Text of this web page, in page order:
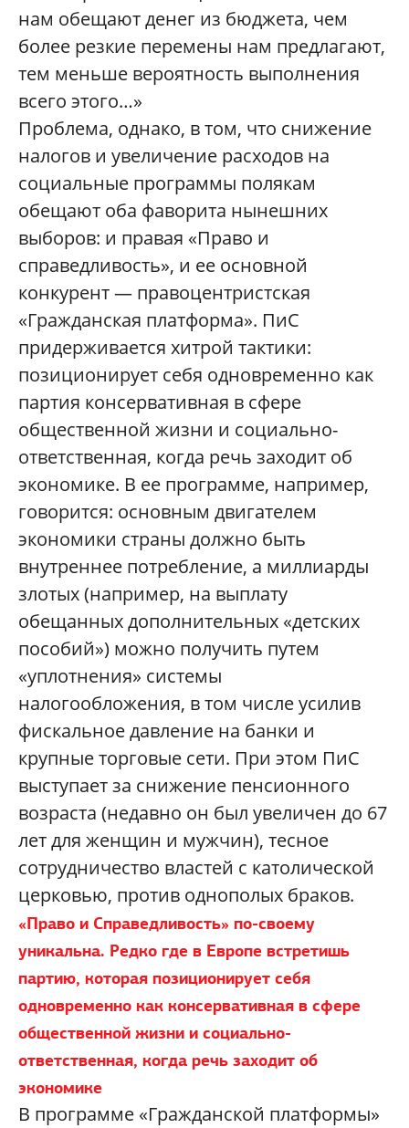
нам обещают денег из бюджета, чем
более резкие перемены нам предлагают,
тем меньше вероятность выполнения
всего этого…»
Проблема, однако, в том, что снижение
налогов и увеличение расходов на
социальные программы полякам
обещают оба фаворита нынешних
выборов: и правая «Право и
справедливость», и ее основной
конкурент — правоцентристская
«Гражданская платформа». ПиС
придерживается хитрой тактики:
позиционирует себя одновременно как
партия консервативная в сфере
общественной жизни и социально-
ответственная, когда речь заходит об
экономике. В ее программе, например,
говорится: основным двигателем
экономики страны должно быть
внутреннее потребление, а миллиарды
злотых (например, на выплату
обещанных дополнительных «детских
пособий») можно получить путем
«уплотнения» системы
налогообложения, в том числе усилив
фискальное давление на банки и
крупные торговые сети. При этом ПиС
выступает за снижение пенсионного
возраста (недавно он был увеличен до 67
лет для женщин и мужчин), тесное
сотрудничество властей с католической
церковью, против однополых браков.
«Право и Справедливость» по-своему
уникальна. Редко где в Европе встретишь
партию, которая позиционирует себя
одновременно как консервативная в сфере
общественной жизни и социально-
ответственная, когда речь заходит об
экономике
В программе «Гражданской платформы»